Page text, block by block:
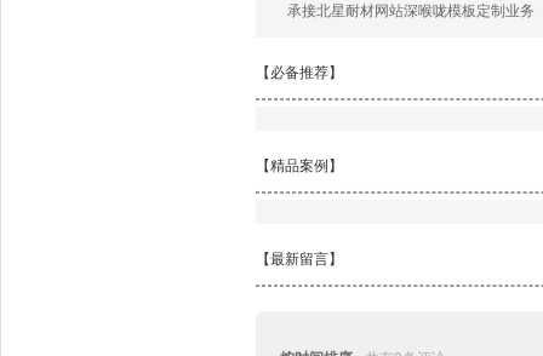
承接北星耐材网站深喉咙模板定制业务
【必备推荐】
【精品案例】
【最新留言】